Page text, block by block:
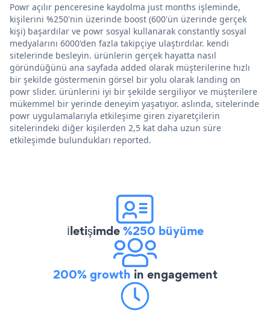
Powr açılır penceresine kaydolma just months işleminde,
kişilerini %250'nin üzerinde boost (600'ün üzerinde gerçek
kişi) başardılar ve powr sosyal kullanarak constantly sosyal
medyalarını 6000'den fazla takipçiye ulaştırdılar. kendi
sitelerinde besleyin. ürünlerin gerçek hayatta nasıl
göründüğünü ana sayfada added olarak müşterilerine hızlı
bir şekilde göstermenin görsel bir yolu olarak landing on
powr slider. ürünlerini iyi bir şekilde sergiliyor ve müşterilere
mükemmel bir yerinde deneyim yaşatıyor. aslında, sitelerinde
powr uygulamalarıyla etkileşime giren ziyaretçilerin
sitelerindeki diğer kişilerden 2,5 kat daha uzun süre
etkileşimde bulundukları reported.
İletişimde%250 büyüme
200% growth in engagement